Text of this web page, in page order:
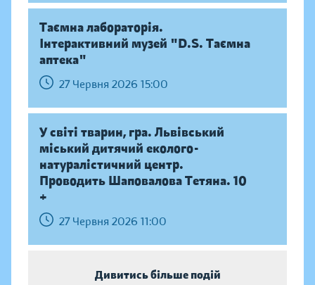
Таємна лабораторія.
Інтерактивний музей "D.S. Таємна
аптека"
27 Червня 2026 15:00
У світі тварин, гра. Львівський
міський дитячий еколого-
натуралістичний центр.
Проводить Шаповалова Тетяна. 10
+
27 Червня 2026 11:00
Дивитись більше подій